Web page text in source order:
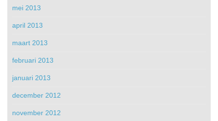
mei 2013
april 2013
maart 2013
februari 2013
januari 2013
december 2012
november 2012